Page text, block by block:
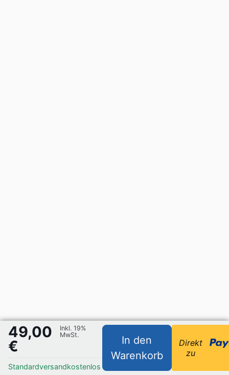
49,00
€
Inkl. 19%
MwSt.
Standardversandkostenlos
In den
Warenkorb
Direkt
zu